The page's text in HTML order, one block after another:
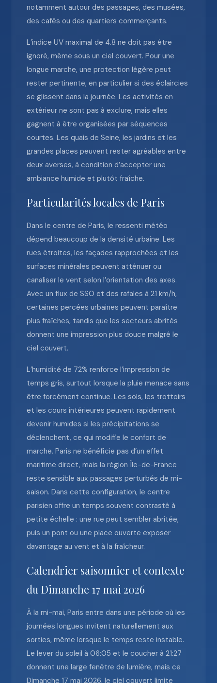
notamment autour des passages, des musées,
des cafés ou des quartiers commerçants.
L’indice UV maximal de 4.8 ne doit pas être
ignoré, même sous un ciel couvert. Pour une
longue marche, une protection légère peut
rester pertinente, en particulier si des éclaircies
se glissent dans la journée. Les activités en
extérieur ne sont pas à exclure, mais elles
gagnent à être organisées par séquences
courtes. Les quais de Seine, les jardins et les
grandes places peuvent rester agréables entre
deux averses, à condition d’accepter une
ambiance humide et plutôt fraîche.
Particularités locales de Paris
Dans le centre de Paris, le ressenti météo
dépend beaucoup de la densité urbaine. Les
rues étroites, les façades rapprochées et les
surfaces minérales peuvent atténuer ou
canaliser le vent selon l’orientation des axes.
Avec un flux de SSO et des rafales à 21 km/h,
certaines percées urbaines peuvent paraître
plus fraîches, tandis que les secteurs abrités
donnent une impression plus douce malgré le
ciel couvert.
L’humidité de 72% renforce l’impression de
temps gris, surtout lorsque la pluie menace sans
être forcément continue. Les sols, les trottoirs
et les cours intérieures peuvent rapidement
devenir humides si les précipitations se
déclenchent, ce qui modifie le confort de
marche. Paris ne bénéficie pas d’un effet
maritime direct, mais la région Île-de-France
reste sensible aux passages perturbés de mi-
saison. Dans cette configuration, le centre
parisien offre un temps souvent contrasté à
petite échelle : une rue peut sembler abritée,
puis un pont ou une place ouverte exposer
davantage au vent et à la fraîcheur.
Calendrier saisonnier et contexte
du Dimanche 17 mai 2026
À la mi-mai, Paris entre dans une période où les
journées longues invitent naturellement aux
sorties, même lorsque le temps reste instable.
Le lever du soleil à 06:05 et le coucher à 21:27
donnent une large fenêtre de lumière, mais ce
Dimanche 17 mai 2026, le ciel couvert limite